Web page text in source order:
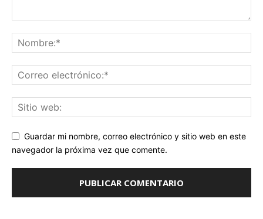
Guardar mi nombre, correo electrónico y sitio web en este
navegador la próxima vez que comente.